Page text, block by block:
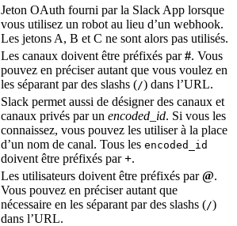
Jeton OAuth fourni par la Slack App lorsque
vous utilisez un robot au lieu d’un webhook.
Les jetons A, B et C ne sont alors pas utilisés.
Les canaux doivent être préfixés par#. Vous
pouvez en préciser autant que vous voulez en
les séparant par des slashs (/) dans l’URL.
Slack permet aussi de désigner des canaux et
canaux privés par un encoded_id. Si vous les
connaissez, vous pouvez les utiliser à la place
d’un nom de canal. Tous les encoded_id
doivent être préfixés par+.
Les utilisateurs doivent être préfixés par@.
Vous pouvez en préciser autant que
nécessaire en les séparant par des slashs (/)
dans l’URL.